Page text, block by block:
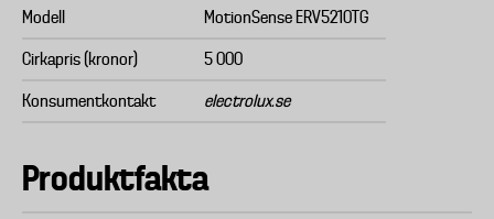
Modell MotionSense ERV5210TG
Cirkapris (kronor) 5 000
Konsumentkontakt electrolux.se
Produktfakta